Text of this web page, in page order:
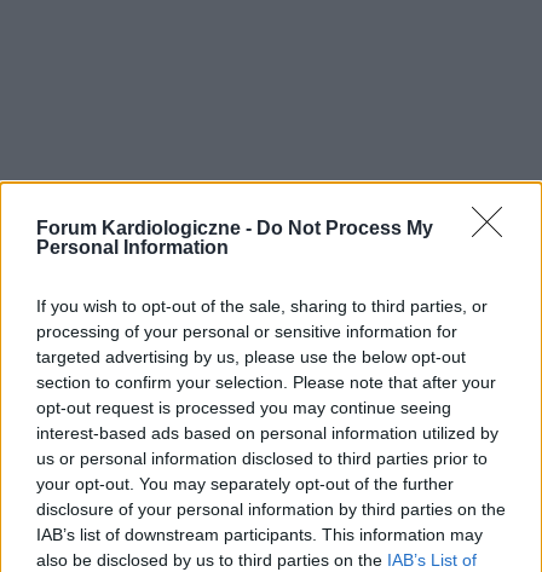
Forum Kardiologiczne - Do Not Process My
Personal Information
If you wish to opt-out of the sale, sharing to third parties, or
processing of your personal or sensitive information for
targeted advertising by us, please use the below opt-out
section to confirm your selection. Please note that after your
opt-out request is processed you may continue seeing
interest-based ads based on personal information utilized by
us or personal information disclosed to third parties prior to
your opt-out. You may separately opt-out of the further
disclosure of your personal information by third parties on the
IAB’s list of downstream participants. This information may
also be disclosed by us to third parties on the IAB’s List of